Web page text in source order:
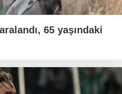
65 yaşındaki